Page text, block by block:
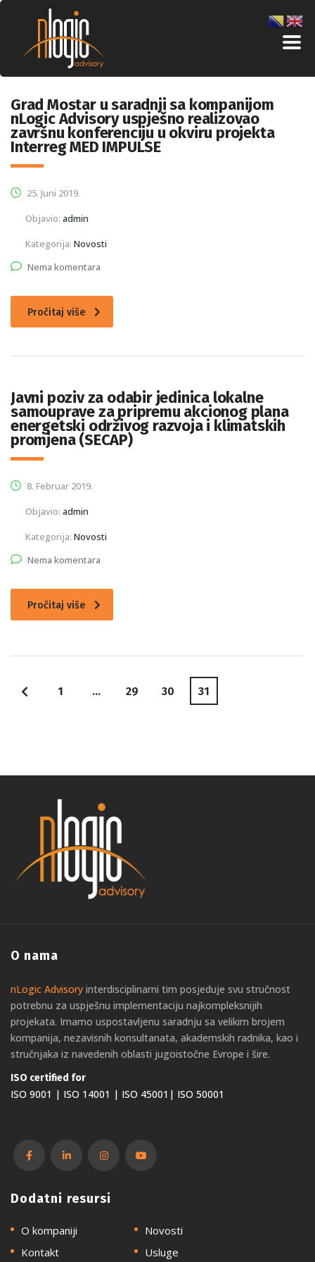
Grad Mostar u saradnji sa kompanijom
nLogic Advisory uspješno realizovao
završnu konferenciju u okviru projekta
Interreg MED IMPULSE
25. Juni 2019.
Objavio: admin
Kategorija: Novosti
Nema komentara
Pročitaj više
Javni poziv za odabir jedinica lokalne
samouprave za pripremu akcionog plana
energetski održivog razvoja i klimatskih
promjena (SECAP)
8. Februar 2019.
Objavio: admin
Kategorija: Novosti
Nema komentara
Pročitaj više
1 … 29 30 31
O nama
nLogic Advisory interdisciplinarni tim posjeduje svu stručnost
potrebnu za uspješnu implementaciju najkompleksnijih
projekata. Imamo uspostavljenu saradnju sa velikim brojem
kompanija, nezavisnih konsultanata, akademskih radnika, kao i
stručnjaka iz navedenih oblasti jugoistočne Evrope i šire.
ISO certified for
ISO 9001 | ISO 14001 | ISO 45001| ISO 50001
Dodatni resursi
O kompaniji
Novosti
Kontakt
Usluge